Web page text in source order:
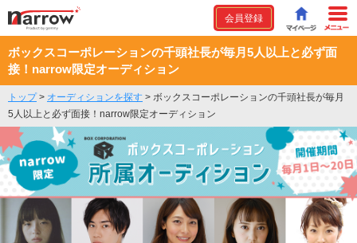
会員登録
ボックスコーポレーションの千頭社長が毎月5人以上と必ず面
接！narrow限定オーディション
トップ> オーディションを探す > ボックスコーポレーションの千頭社長が毎月
5人以上と必ず面接！narrow限定オーディション